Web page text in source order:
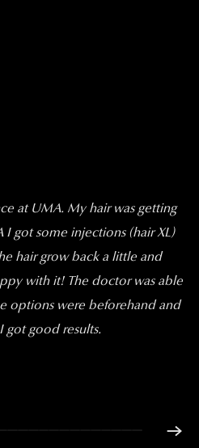
at UMA. My hair was getting
got some injections (hair XL)
hair grow back a little and
with it! The doctor was able
options were beforehand and
got good results.